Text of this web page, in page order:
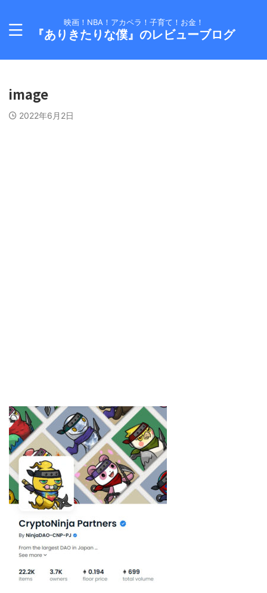
映画！NBA！アカペラ！子育て！お金！
『ありきたりな僕』のレビューブログ
image
2022年6月2日